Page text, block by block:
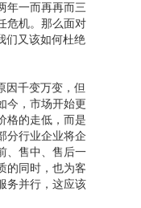
年一而再再而三
危机。那么面对
们又该如何杜绝
因千变万变，但
今，市场开始更
格的走低，而是
分行业企业将企
、售中、售后一
的同时，也为客
务并行，这应该